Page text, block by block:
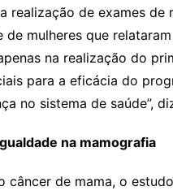
realização de exames de
de mulheres que
na realização do
para a eficácia do
no sistema de saúde”,
na mamografia
câncer de mama, o